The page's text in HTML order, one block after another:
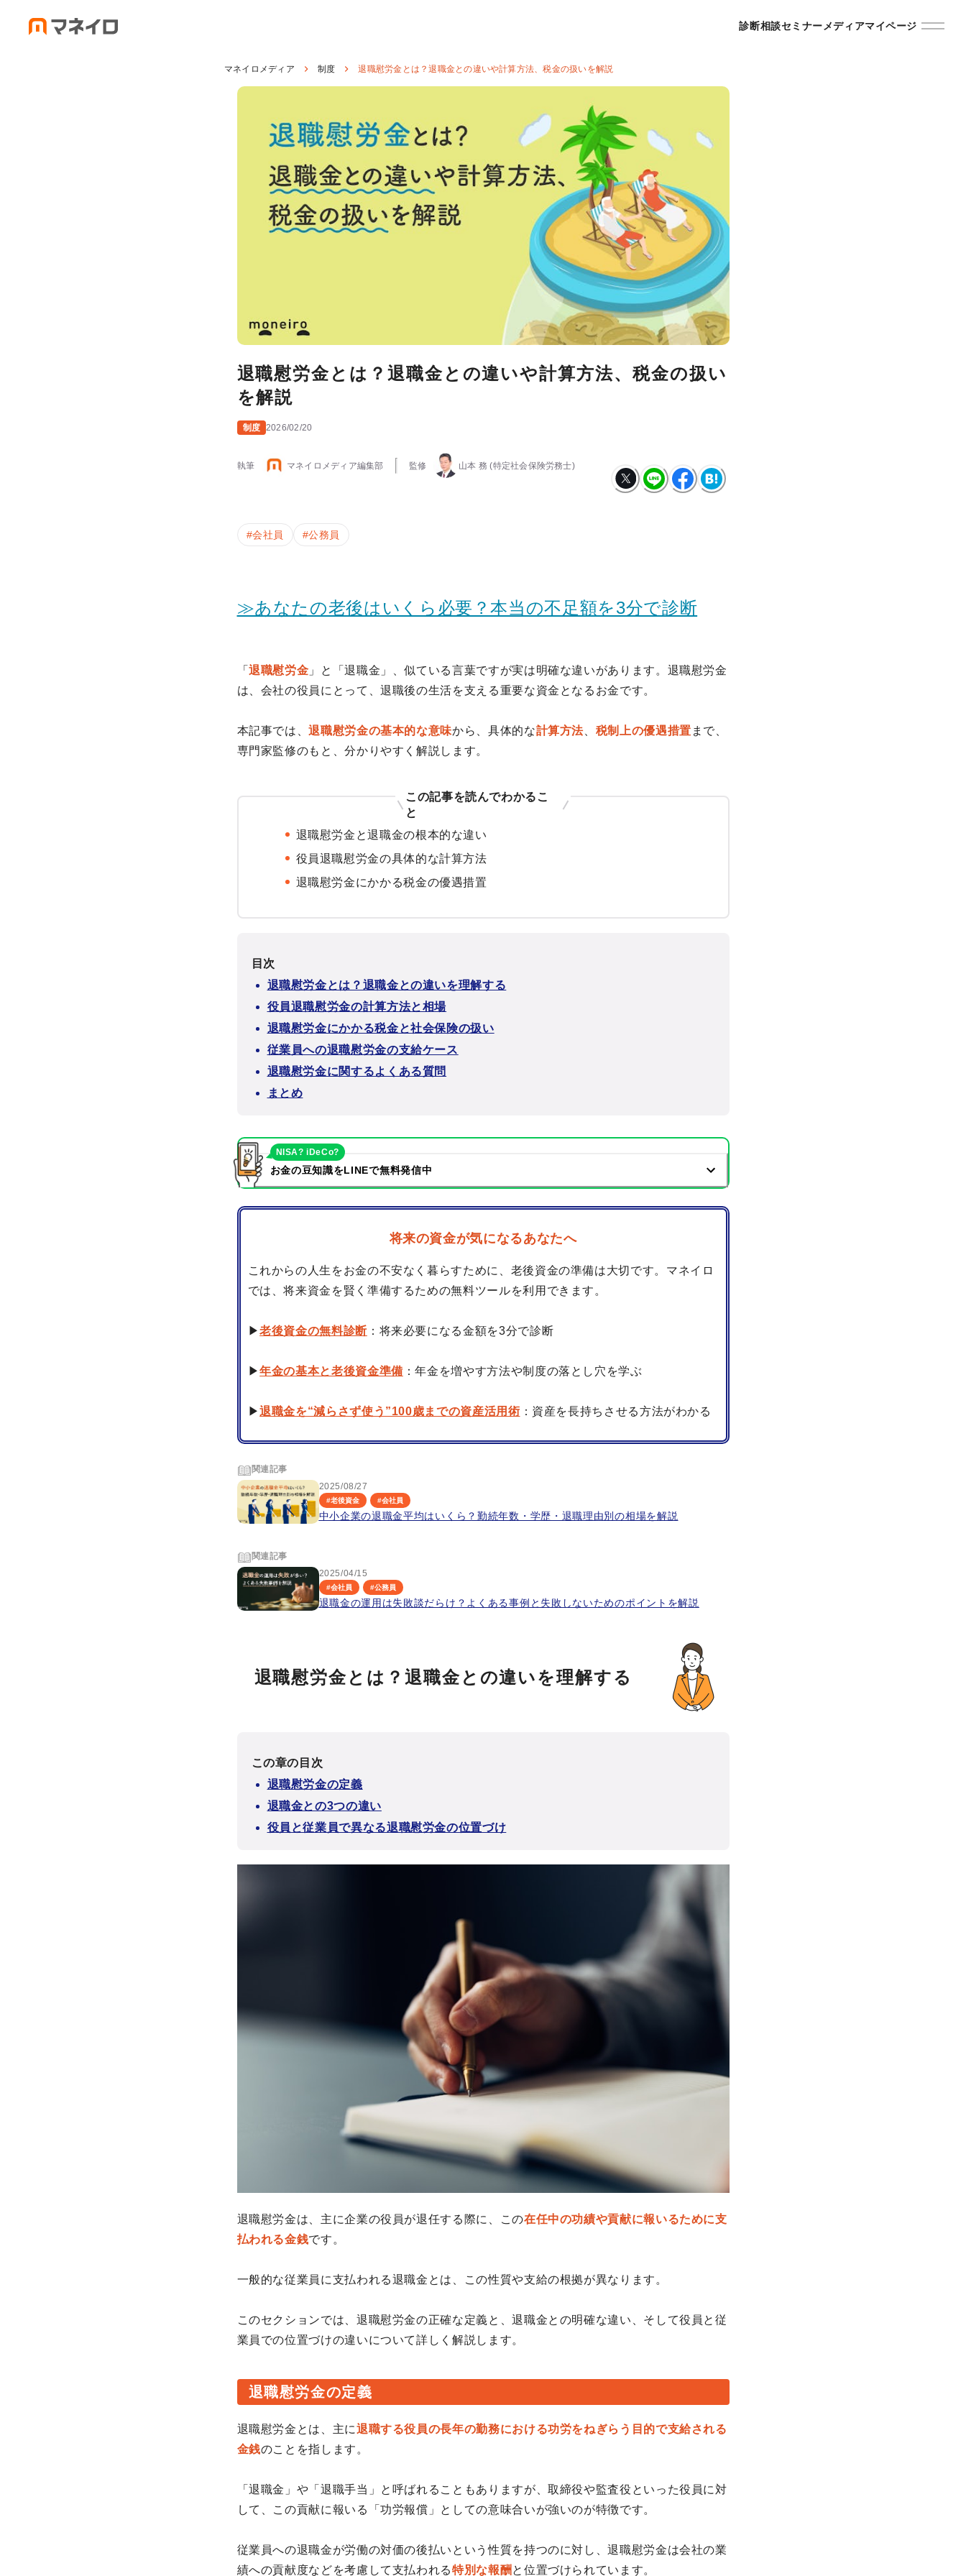
診断相談セミナーメディアマイページ
マネイロメディア 制度 退職慰労金とは？退職金との違いや計算方法、税金の扱いを解説
退職慰労金とは？退職金との違いや計算方法、税金の扱い
を解説
制度 2026/02/20
執筆 マネイロメディア編集部 監修 山本 務 (特定社会保険労務士)
#会社員 #公務員
≫あなたの老後はいくら必要？本当の不足額を3分で診断
「退職慰労金 」と「退職金」、似ている言葉ですが実は明確な違いがあります。退職慰労金
は、会社の役員にとって、退職後の生活を支える重要な資金となるお金です。
本記事では、退職慰労金の基本的な意味から、具体的な計算方法 税制上の優遇措置 まで、
専門家監修のもと、分かりやすく解説します。
この記事を読んでわかるこ
と
退職慰労金と退職金の根本的な違い
役員退職慰労金の具体的な計算方法
退職慰労金にかかる税金の優遇措置
目次
退職慰労金とは？退職金との違いを理解する
役員退職慰労金の計算方法と相場
退職慰労金にかかる税金と社会保険の扱い
従業員への退職慰労金の支給ケース
退職慰労金に関するよくある質問
まとめ
お金の豆知識をLINEで無料発信中
NISA? iDeCo?
将来の資金が気になるあなたへ
これからの人生をお金の不安なく暮らすために、老後資金の準備は大切です。マネイロ
では、将来資金を賢く準備するための無料ツールを利用できます。
▶老後資金の無料診断：将来必要になる金額を3分で診断
▶年金の基本と老後資金準備 ：年金を増やす方法や制度の落とし穴を学ぶ
▶退職金を“減らさず使う”100歳までの資産活用術 ：資産を長持ちさせる方法がわかる
関連記事
2025/08/27
#老後資金 #会社員
中小企業の退職金平均はいくら？勤続年数・学歴・退職理由別の相場を解説
関連記事
2025/04/15
#会社員 #公務員
退職金の運用は失敗談だらけ？よくある事例と失敗しないためのポイントを解説
退職慰労金とは？退職金との違いを理解する
この章の目次
退職慰労金の定義
退職金との3つの違い
役員と従業員で異なる退職慰労金の位置づけ
退職慰労金は、主に企業の役員が退任する際に、この在任中の功績や貢献に報いるために支
払われる金銭です。
一般的な従業員に支払われる退職金とは、この性質や支給の根拠が異なります。
このセクションでは、退職慰労金の正確な定義と、退職金との明確な違い、そして役員と従
業員での位置づけの違いについて詳しく解説します。
退職慰労金の定義
退職慰労金とは、主に退職する役員の長年の勤務における功労をねぎらう目的で支給される
金銭のことを指します。
「退職金」や「退職手当」と呼ばれることもありますが、取締役や監査役といった役員に対
して、この貢献に報いる「功労報償」としての意味合いが強いのが特徴です。
従業員への退職金が労働の対価の後払いという性質を持つのに対し、退職慰労金は会社の業
績への貢献度などを考慮して支払われる特別な報酬 と位置づけられています。